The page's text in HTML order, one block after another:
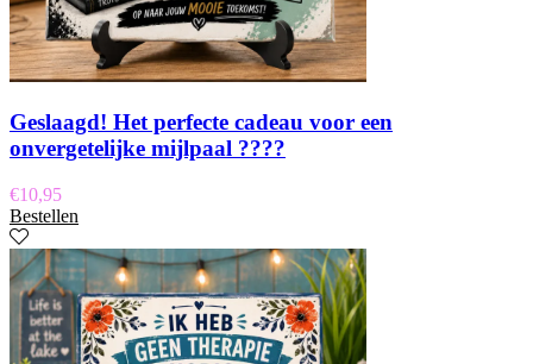
Geslaagd! Het perfecte cadeau voor een
onvergetelijke mijlpaal ????
€10,95
Bestellen